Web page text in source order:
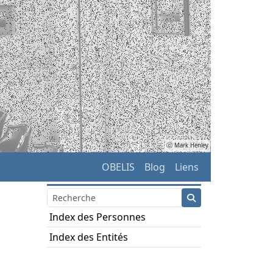
ⓒ Mark Henley
OBELIS Blog Liens
Index des Personnes
Index des Entités